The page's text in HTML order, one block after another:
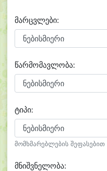
მარცვლები:
წარმომავლობა:
ტიპი:
მომხმარებლების შეფასებით
მნიშვნელობა: